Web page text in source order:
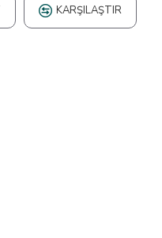
KARŞILAŞTIR